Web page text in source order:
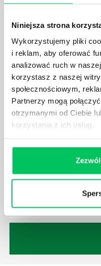
Niniejsza strona
Wykorzystujemy pliki
i reklam, aby oferować
analizować ruch w
korzystasz z naszej
społecznościowym,
Partnerzy mogą
otrzymanymi od Ciebie
korzystania z ich usług.
JAK BRYGADZISTA
KOMPETENCJE
Menedżer to
firmie. Osoba je
za realizację działań
działu.
JAKĄ METODĘ
KAŻDY MENEDŻER?
Istnieje wiele metod
się niezwykle
ludzkimi oraz
jest jednak łatwe i